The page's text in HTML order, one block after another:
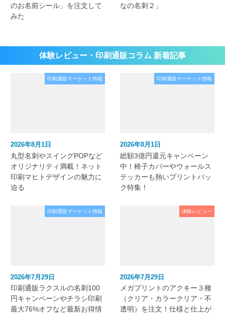
のお名前シール」を注文して
みた
なの名刺２」
体験レビュー・印刷通販コラム 新着記事
印刷通販マーケット情報
2026年8月1日
丸型名刺やスイングPOPなど
オリジナリティ満載！ネット
印刷マヒトデザインの魅力に
迫る
印刷通販マーケット情報
2026年8月1日
総額3億円還元キャンペーン
中！椅子カバーやウォールス
テッカーも熱いプリントパッ
ク特集！
印刷通販マーケット情報
2026年7月29日
印刷通販ラクスルの名刺100
円キャンペーンやチラシ印刷
最大76%オフなど最新お得情
体験レビュー
2026年7月29日
メガプリントのアクキー３種
（クリア・カラークリア・不
透明）を注文！仕様と仕上が